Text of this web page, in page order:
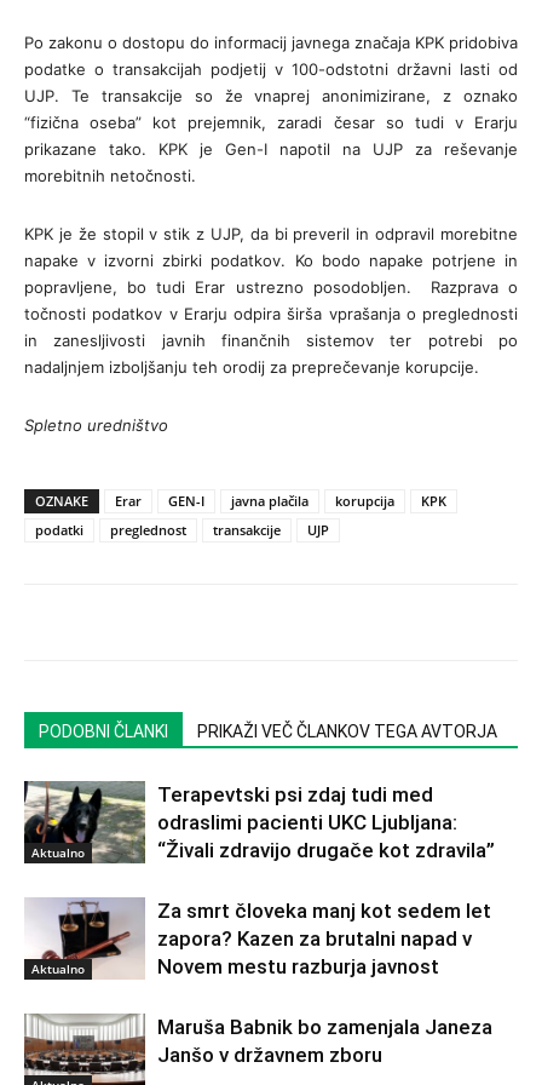
Po zakonu o dostopu do informacij javnega značaja KPK pridobiva
podatke o transakcijah podjetij v 100-odstotni državni lasti od
UJP. Te transakcije so že vnaprej anonimizirane, z oznako
“fizična oseba” kot prejemnik, zaradi česar so tudi v Erarju
prikazane tako. KPK je Gen-I napotil na UJP za reševanje
morebitnih netočnosti.
KPK je že stopil v stik z UJP, da bi preveril in odpravil morebitne
napake v izvorni zbirki podatkov. Ko bodo napake potrjene in
popravljene, bo tudi Erar ustrezno posodobljen. Razprava o
točnosti podatkov v Erarju odpira širša vprašanja o preglednosti
in zanesljivosti javnih finančnih sistemov ter potrebi po
nadaljnjem izboljšanju teh orodij za preprečevanje korupcije.
Spletno uredništvo
OZNAKE Erar GEN-I javna plačila korupcija
KPK
podatki
preglednost transakcije UJP
PODOBNI ČLANKI PRIKAŽI VEČ ČLANKOV TEGA AVTORJA
Aktualno
Terapevtski psi zdaj tudi med
odraslimi pacienti UKC Ljubljana:
“Živali zdravijo drugače kot zdravila”
Aktualno
Za smrt človeka manj kot sedem let
zapora? Kazen za brutalni napad v
Novem mestu razburja javnost
Maruša Babnik bo zamenjala Janeza
Janšo v državnem zboru